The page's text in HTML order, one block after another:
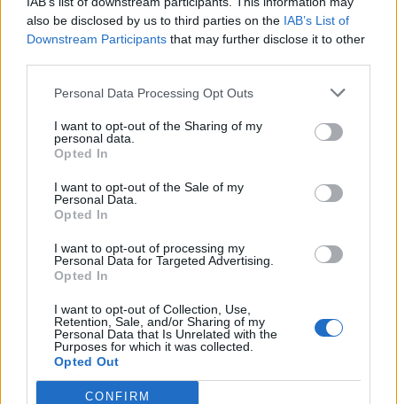
also be disclosed by us to third parties on the IAB’s List of
Downstream Participants that may further disclose it to other
Personal Data Processing Opt Outs
I want to opt-out of the Sharing of my
personal data.
Opted In
I want to opt-out of the Sale of my
Personal Data.
Opted In
I want to opt-out of processing my
Personal Data for Targeted Advertising.
Opted In
I want to opt-out of Collection, Use,
Retention, Sale, and/or Sharing of my
Personal Data that Is Unrelated with the
Purposes for which it was collected.
Opted Out
CONFIRM